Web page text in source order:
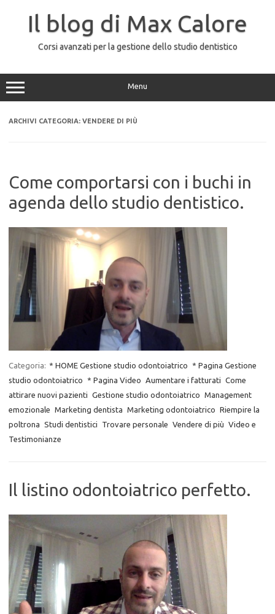
Il blog di Max Calore
Corsi avanzati per la gestione dello studio dentistico
Menu
ARCHIVI CATEGORIA: VENDERE DI PIÙ
Come comportarsi con i buchi in
agenda dello studio dentistico.
Categoria: * HOME Gestione studio odontoiatrico
* Pagina Gestione
studio odontoiatrico
* Pagina Video Aumentare i fatturati Come
attirare nuovi pazienti Gestione studio odontoiatrico Management
emozionale Marketing dentista Marketing odontoiatrico Riempire la
poltrona Studi dentistici Trovare personale Vendere di più Video e
Testimonianze
Il listino odontoiatrico perfetto.